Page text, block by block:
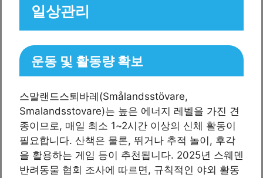
일상관리
운동 및 활동량 확보
스말랜드스퇴바레(Smålandsstövare,
Smalandsstovare)는 높은 에너지 레벨을 가진 견
종이므로, 매일 최소 1~2시간 이상의 신체 활동이
필요합니다. 산책은 물론, 뛰거나 추적 놀이, 후각
을 활용하는 게임 등이 추천됩니다. 2025년 스웨덴
반려동물 협회 조사에 따르면, 규칙적인 야외 활동